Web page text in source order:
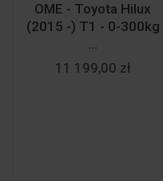
OME - Toyota Hilux
(2015 -) T1 - 0-300kg
...
11 199,00 zł